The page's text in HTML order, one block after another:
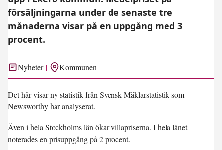
försäljningarna under de senaste tre
månaderna visar på en uppgång med 3
procent.
Nyheter Kommunen
Det här visar ny statistik från Svensk Mäklarstatistik som
Newsworthy har analyserat.
Även i hela Stockholms län ökar villapriserna. I hela länet
noterades en prisuppgång på 2 procent.